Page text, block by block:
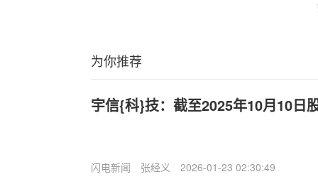
为你推荐
宇信{科}技：截至2025年10月10日
闪电新闻 张经义 2026-01-23 02:30:49